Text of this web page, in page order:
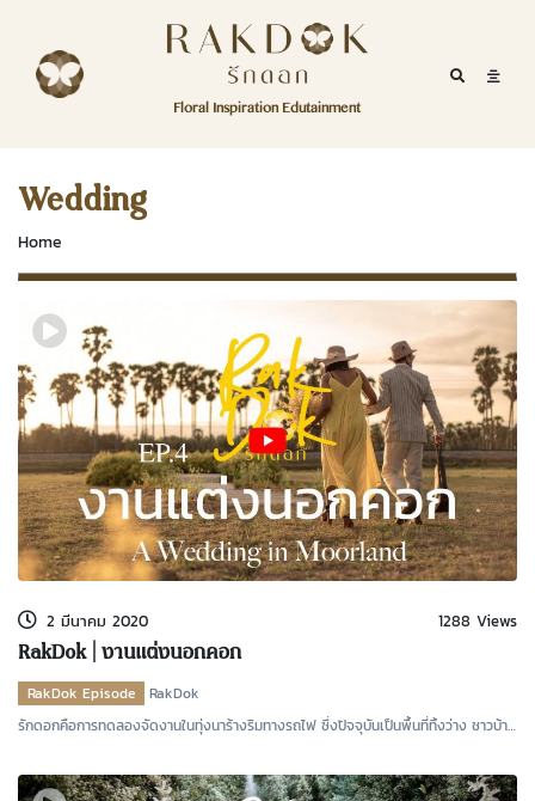
RakDok (รักดอก)
Floral Inspiration Edutainment
Mobile
RakDok
Menu
MAGAZINE
EDUTAINMENT
RAKDOK
MARKET
ABOUT
CONTACT
Channel Facebook
Twitter
Channel Youtube
Wedding
Home
2 มีนาคม 2020 1288 Views
RakDok | งานแต่งนอกคอก
RakDok Episode
RakDok
รักดอกคือการทดลองจัดงานในทุ่งนาร้างริมทางรถไฟ ซึ่งปัจจุบันเป็นพื้นที่ทิ้งว่าง ชาวบ้าน